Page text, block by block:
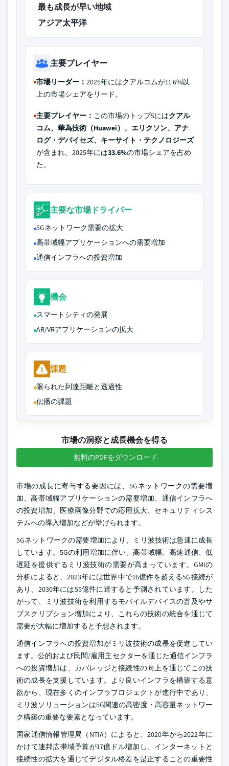
最も成長が早い地域
アジア太平洋
主要プレイヤー
市場リーダー： 2025年にはクアルコムが11.6%以
上の市場シェアをリード。
主要プレイヤー： この市場のトップ5にはクアル
コム、華為技術（Huawei）、エリクソン、アナ
ログ・デバイセズ、キーサイト・テクノロジーズ
が含まれ、2025年には33.6%の市場シェアを占め
た。
主要な市場ドライバー
5Gネットワーク需要の拡大
高帯域幅アプリケーションへの需要増加
通信インフラへの投資増加
機会
スマートシティの発展
AR/VRアプリケーションの拡大
課題
限られた到達距離と透過性
伝播の課題
市場の洞察と成長機会を得る
無料のPDFをダウンロード
市場の成長に寄与する要因には、5Gネットワークの需要増
加、高帯域幅アプリケーションの需要増加、通信インフラへ
の投資増加、医療画像分野での応用拡大、セキュリティシス
テムへの導入増加などが挙げられます。
5Gネットワークの需要増加により、ミリ波技術は急速に成長
しています。5Gの利用増加に伴い、高帯域幅、高速通信、低
遅延を提供するミリ波技術の需要が高まっています。GMIの
分析によると、2023年には世界中で16億件を超える5G接続が
あり、2030年には55億件に達すると予測されています。した
がって、ミリ波技術を利用するモバイルデバイスの普及やサ
ブスクリプション増加により、これらの技術の統合を通じて
需要が大幅に増加すると予想されます。
通信インフラへの投資増加がミリ波技術の成長を促進してい
ます。公的および民間/雇用主セクターを通じた通信インフラ
への投資増加は、カバレッジと接続性の向上を通じてこの技
術の成長を支援しています。より良いインフラを構築する意
欲から、現在多くのインフラプロジェクトが進行中であり、
ミリ波ソリューションは5G関連の高密度・高容量ネットワー
ク構築の重要な要素となっています。
国家通信情報管理局（NTIA）によると、2020年から2022年に
かけて連邦広帯域予算が17億ドル増加し、インターネットと
接続性の拡大を通じてデジタル格差を是正することの重要性